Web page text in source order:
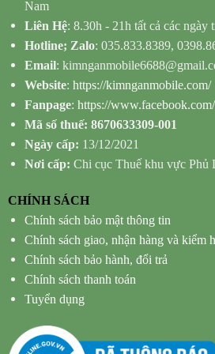
Nam
Liên Hệ: 8.30h - 21h tất cả các ngày
Hotline; Zalo: 035.833.8389,
Email:
Website: https://kimnganmobile.com/
Fanpage: https://
Mã số thuế: 8670633309-001
Ngày cấp: 13/12/2021
Nơi cấp: Chi cục Thuế khu vực Phủ
CHÍNH SÁCH
Chính sách bảo mật thông tin
Chính sách giao, nhận hàng và kiểm
Chính sách bảo hành, đổi trả
Chính sách thanh toán
Tuyển dụng